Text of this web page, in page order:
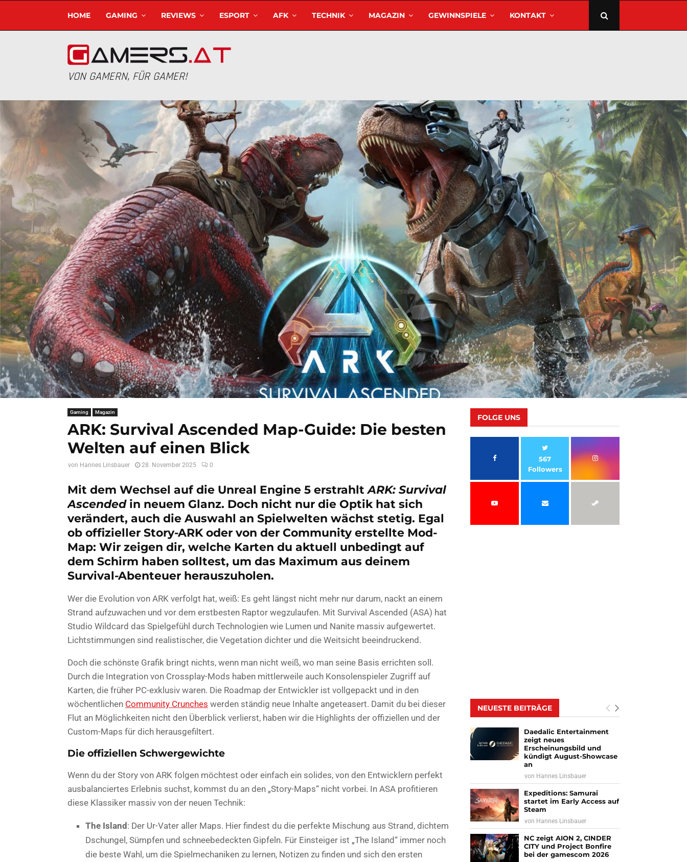
HOME GAMING REVIEWS ESPORT AFK TECHNIK MAGAZIN GEWINNSPIELE KONTAKT
VON GAMERN, FÜR GAMER!
Gaming Magazin
ARK: Survival Ascended Map-Guide: Die besten
Welten auf einen Blick
von Hannes Linsbauer 28. November 2025 0
Mit dem Wechsel auf die Unreal Engine 5 erstrahltARK: Survival
Ascendedin neuem Glanz. Doch nicht nur die Optik hat sich
verändert, auch die Auswahl an Spielwelten wächst stetig. Egal
ob offizieller Story-ARK oder von der Community erstellte Mod-
Map: Wir zeigen dir, welche Karten du aktuell unbedingt auf
dem Schirm haben solltest, um das Maximum aus deinem
Survival-Abenteuer herauszuholen.
Wer die Evolution von ARK verfolgt hat, weiß: Es geht längst nicht mehr nur darum, nackt an einem
Strand aufzuwachen und vor dem erstbesten Raptor wegzulaufen. Mit Survival Ascended (ASA) hat
Studio Wildcard das Spielgefühl durch Technologien wie Lumen und Nanite massiv aufgewertet.
Lichtstimmungen sind realistischer, die Vegetation dichter und die Weitsicht beeindruckend.
Doch die schönste Grafik bringt nichts, wenn man nicht weiß, wo man seine Basis errichten soll.
Durch die Integration von Crossplay-Mods haben mittlerweile auch Konsolenspieler Zugriff auf
Karten, die früher PC-exklusiv waren. Die Roadmap der Entwickler ist vollgepackt und in den
wöchentlichen Community Crunches werden ständig neue Inhalte angeteasert. Damit du bei dieser
Flut an Möglichkeiten nicht den Überblick verlierst, haben wir die Highlights der offiziellen und der
Custom-Maps für dich herausgefiltert.
Die offiziellen Schwergewichte
Wenn du der Story von ARK folgen möchtest oder einfach ein solides, von den Entwicklern perfekt
ausbalanciertes Erlebnis suchst, kommst du an den „Story-Maps“ nicht vorbei. In ASA profitieren
diese Klassiker massiv von der neuen Technik:
The Island: Der Ur-Vater aller Maps. Hier findest du die perfekte Mischung aus Strand, dichtem
Dschungel, Sümpfen und schneebedeckten Gipfeln. Für Einsteiger ist „The Island“ immer noch
die beste Wahl, um die Spielmechaniken zu lernen, Notizen zu finden und sich den ersten
FOLGE UNS
567
Followers
NEUESTE BEITRÄGE
Daedalic Entertainment
zeigt neues
Erscheinungsbild und
kündigt August-Showcase
an
von Hannes Linsbauer
Expeditions: Samurai
startet im Early Access auf
Steam
von Hannes Linsbauer
NC zeigt AION 2, CINDER
CITY und Project Bonfire
bei der gamescom 2026